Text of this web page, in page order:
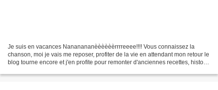
Je suis en vacances Nananananèèèèèèrrrreeee!!!! Vous connaissez la
chanson, moi je vais me reposer, profiter de la vie en attendant mon retour le
blog tourne encore et j'en profite pour remonter d'anciennes recettes, histoire